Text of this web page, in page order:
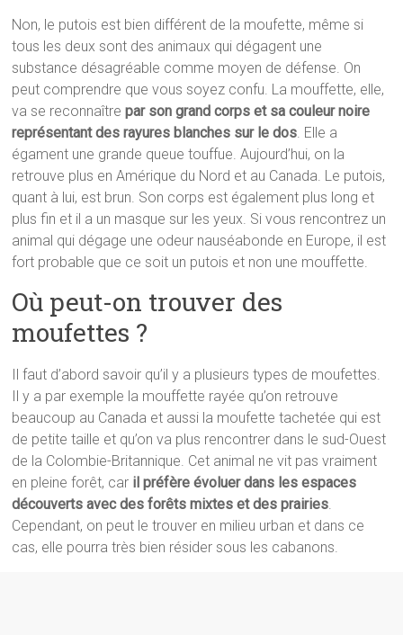
Non, le putois est bien différent de la moufette, même si
tous les deux sont des animaux qui dégagent une
substance désagréable comme moyen de défense. On
peut comprendre que vous soyez confu. La mouffette, elle,
va se reconnaîtrepar son grand corps et sa couleur noire
représentant des rayures blanches sur le dos. Elle a
égament une grande queue touffue. Aujourd’hui, on la
retrouve plus en Amérique du Nord et au Canada. Le putois,
quant à lui, est brun. Son corps est également plus long et
plus fin et il a un masque sur les yeux. Si vous rencontrez un
animal qui dégage une odeur nauséabonde en Europe, il est
fort probable que ce soit un putois et non une mouffette.
Où peut-on trouver des
moufettes ?
Il faut d’abord savoir qu’il y a plusieurs types de moufettes.
Il y a par exemple la mouffette rayée qu’on retrouve
beaucoup au Canada et aussi la moufette tachetée qui est
de petite taille et qu’on va plus rencontrer dans le sud-Ouest
de la Colombie-Britannique. Cet animal ne vit pas vraiment
en pleine forêt, car il préfère évoluer dans les espaces
découverts avec des forêts mixtes et des prairies.
Cependant, on peut le trouver en milieu urban et dans ce
cas, elle pourra très bien résider sous les cabanons.